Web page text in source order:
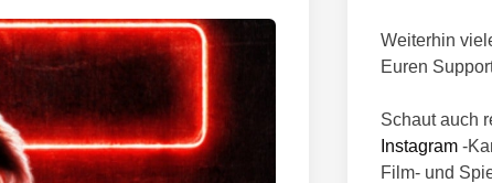
Weiterhin
Euren
Schaut auch
Instagram -
Film- und